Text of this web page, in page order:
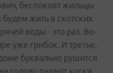
беспокоят жильцы
жить в скотских
воды - это раз. Во-
уже грибок. И третье,
буквально рушится